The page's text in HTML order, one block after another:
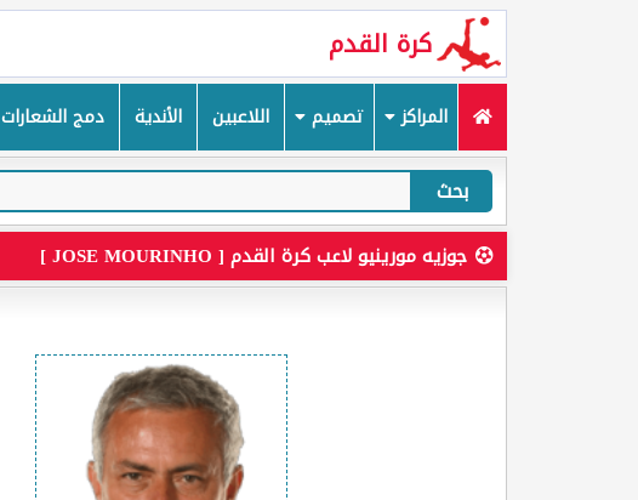
كرة القدم
المراكز تصميم اللاعبين الأندية دمج الشعارات
بحث
جوزيه مورينيو لاعب كرة القدم [ JOSE MOURINHO ]